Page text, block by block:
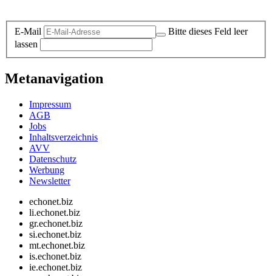
E-Mail
Bitte dieses Feld leer
lassen
Metanavigation
Impressum
AGB
Jobs
Inhaltsverzeichnis
AVV
Datenschutz
Werbung
Newsletter
echonet.biz
li.echonet.biz
gr.echonet.biz
si.echonet.biz
mt.echonet.biz
is.echonet.biz
ie.echonet.biz